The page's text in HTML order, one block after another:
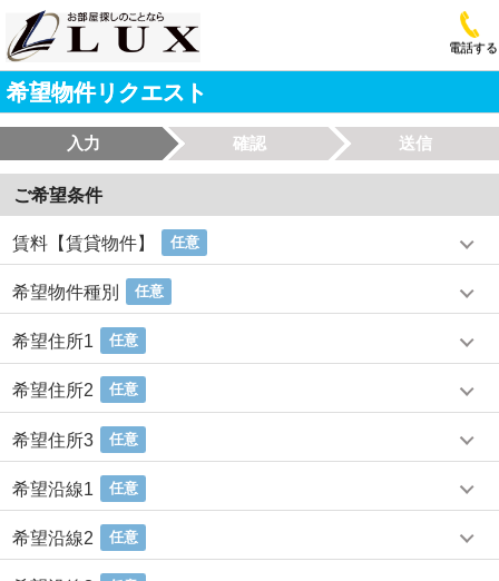
電話する
希望物件リクエスト
入力 確認 送信
ご希望条件
賃料【賃貸物件】 任意
希望物件種別 任意
希望住所1 任意
希望住所2 任意
希望住所3 任意
希望沿線1 任意
希望沿線2 任意